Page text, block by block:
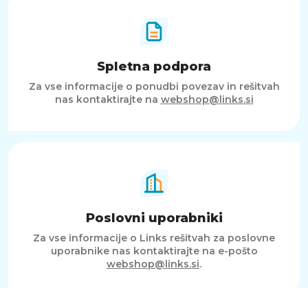
Spletna podpora
Za vse informacije o ponudbi povezav in rešitvah
nas kontaktirajte na webshop@links.si
Poslovni uporabniki
Za vse informacije o Links rešitvah za poslovne
uporabnike nas kontaktirajte na e-pošto
webshop@links.si.